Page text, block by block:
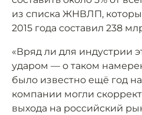
из списка ЖНВЛП,
2015 года составил 238
«Вряд ли для индустрии
ударом — о таком
было известно ещё год
компании могли
выхода на российский